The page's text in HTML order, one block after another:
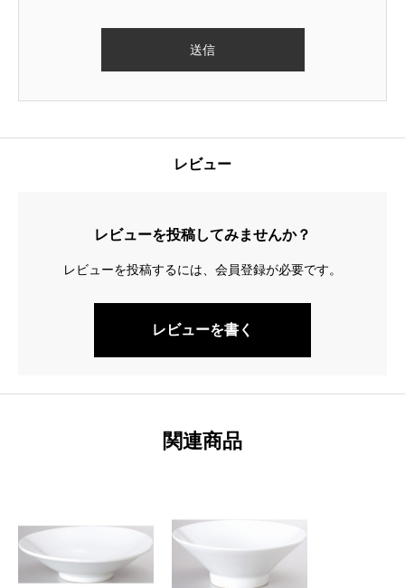
レビュー
レビューを投稿してみませんか？
レビューを投稿するには、会員登録が必要です。
レビューを書く
関連商品